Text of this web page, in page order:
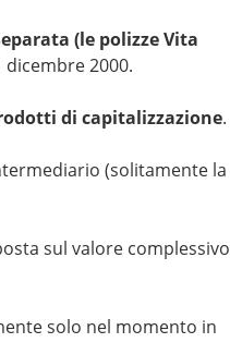
(le polizze Vita
2000.
di capitalizzazione.
(solitamente la
sul valore complessivo
solo nel momento in